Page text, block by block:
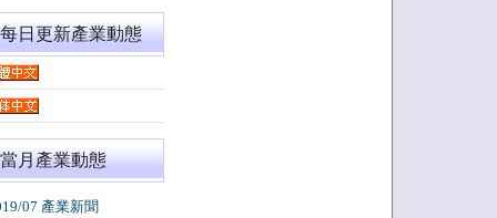
日更新產業動態
當月產業動態
07 產業新聞